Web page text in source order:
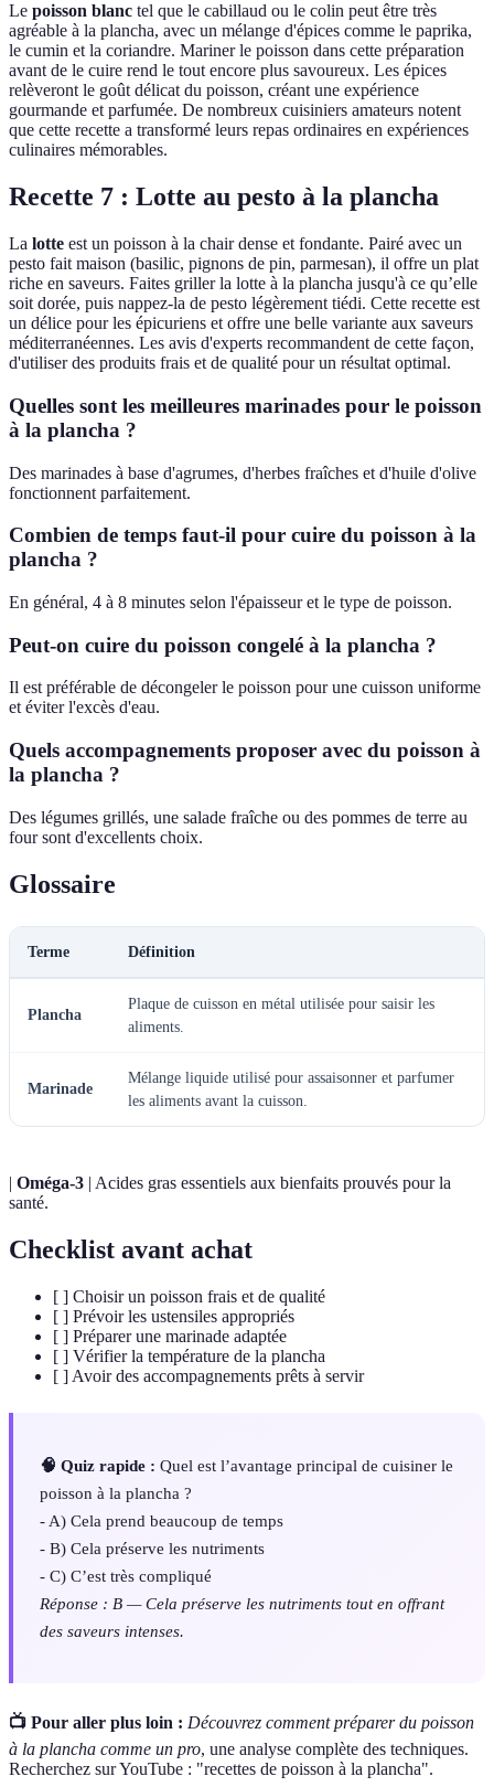
Le poisson blanc tel que le cabillaud ou le colin peut être très
agréable à la plancha, avec un mélange d'épices comme le paprika,
le cumin et la coriandre. Mariner le poisson dans cette préparation
avant de le cuire rend le tout encore plus savoureux. Les épices
relèveront le goût délicat du poisson, créant une expérience
gourmande et parfumée. De nombreux cuisiniers amateurs notent
que cette recette a transformé leurs repas ordinaires en expériences
culinaires mémorables.
Recette 7 : Lotte au pesto à la plancha
La lotte est un poisson à la chair dense et fondante. Pairé avec un
pesto fait maison (basilic, pignons de pin, parmesan), il offre un plat
riche en saveurs. Faites griller la lotte à la plancha jusqu'à ce qu’elle
soit dorée, puis nappez-la de pesto légèrement tiédi. Cette recette est
un délice pour les épicuriens et offre une belle variante aux saveurs
méditerranéennes. Les avis d'experts recommandent de cette façon,
d'utiliser des produits frais et de qualité pour un résultat optimal.
Quelles sont les meilleures marinades pour le poisson
à la plancha ?
Des marinades à base d'agrumes, d'herbes fraîches et d'huile d'olive
fonctionnent parfaitement.
Combien de temps faut-il pour cuire du poisson à la
plancha ?
En général, 4 à 8 minutes selon l'épaisseur et le type de poisson.
Peut-on cuire du poisson congelé à la plancha ?
Il est préférable de décongeler le poisson pour une cuisson uniforme
et éviter l'excès d'eau.
Quels accompagnements proposer avec du poisson à
la plancha ?
Des légumes grillés, une salade fraîche ou des pommes de terre au
four sont d'excellents choix.
Glossaire
Terme Définition
Plancha
Plaque de cuisson en métal utilisée pour saisir les
aliments.
Marinade
Mélange liquide utilisé pour assaisonner et parfumer
les aliments avant la cuisson.
| Oméga-3 | Acides gras essentiels aux bienfaits prouvés pour la
santé.
Checklist avant achat
[ ] Choisir un poisson frais et de qualité
[ ] Prévoir les ustensiles appropriés
[ ] Préparer une marinade adaptée
[ ] Vérifier la température de la plancha
[ ] Avoir des accompagnements prêts à servir
🧠 Quiz rapide : Quel est l’avantage principal de cuisiner le
poisson à la plancha ?
- A) Cela prend beaucoup de temps
- B) Cela préserve les nutriments
- C) C’est très compliqué
Réponse : B — Cela préserve les nutriments tout en offrant
des saveurs intenses.
📺 Pour aller plus loin : Découvrez comment préparer du poisson
à la plancha comme un pro, une analyse complète des techniques.
Recherchez sur YouTube : "recettes de poisson à la plancha".